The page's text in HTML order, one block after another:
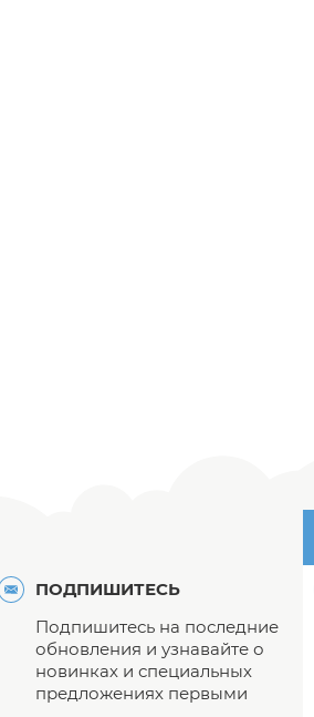
ПОДПИШИТЕСЬ
Подпишитесь на последние
обновления и узнавайте о
новинках и специальных
предложениях первыми